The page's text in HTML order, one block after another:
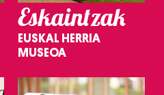
Eskaintzak
EUSKAL HERRIA
MUSEOA